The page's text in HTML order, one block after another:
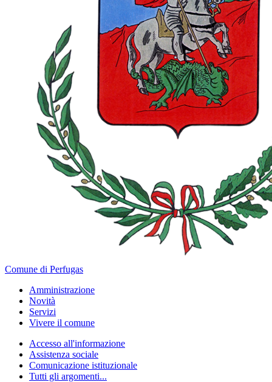
Comune di Perfugas
Amministrazione
Novità
Servizi
Vivere il comune
Accesso all'informazione
Assistenza sociale
Comunicazione istituzionale
Tutti gli argomenti...